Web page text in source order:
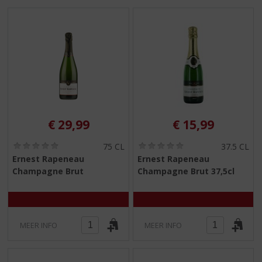
n
a
v
a
€ 29,99
,
0
5
75 CL
Ernest Rapeneau
Champagne Brut
MEER INFO
€ 15,99
,
0
5
37.5 CL
Ernest Rapeneau
Champagne Brut 37,5cl
MEER INFO